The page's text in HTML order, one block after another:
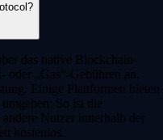
das native Blockchain-
„Gas“-Gebühren an.
Einige Plattformen bieten
So ist die
Nutzer innerhalb der
kostenlos.